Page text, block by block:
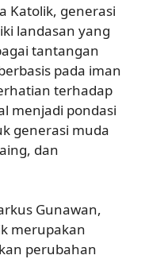
Katolik, generasi
landasan yang
tantangan
pada iman
terhadap
menjadi pondasi
generasi muda
dan
Gunawan,
merupakan
perubahan